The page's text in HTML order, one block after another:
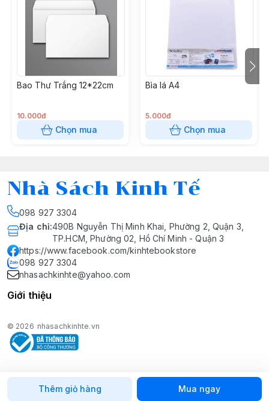
Thêm giỏ hàng Mua ngay
Bao Thư Trắng 12*22cm
10.000đ
Chọn mua
Bìa lá A4
5.000đ
Chọn mua
Nhà Sách Kinh Tế
098 927 3304
Địa chỉ:490B Nguyễn Thị Minh Khai, Phường 2, Quận 3,
TP.HCM, Phường 02, Hồ Chí Minh - Quận 3
https://www.facebook.com/kinhtebookstore
098 927 3304
nhasachkinhte@yahoo.com
Giới thiệu
© 2026 nhasachkinhte.vn